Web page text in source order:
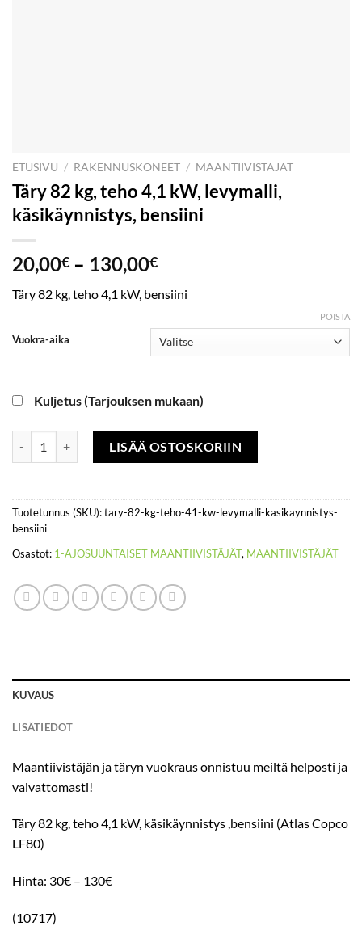
ETUSIVU / RAKENNUSKONEET / MAANTIIVISTÄJÄT
Täry 82 kg, teho 4,1 kW, levymalli,
käsikäynnistys, bensiini
20,00€ – 130,00€Hintaluokka:
-
Täry 82 kg, teho 4,1 kW, bensiini
Vuokra-aika
POISTA
Kuljetus (Tarjouksen mukaan)
Täry 82 kg, teho 4,1 kW, levymalli, käsikäynnistys, bensiini määrä
LISÄÄ OSTOSKORIIN
Tuotetunnus (SKU):tary-82-kg-teho-41-kw-levymalli-kasikaynnistys-
bensiini
Osastot: 1-AJOSUUNTAISET MAANTIIVISTÄJÄT, MAANTIIVISTÄJÄT
KUVAUS
LISÄTIEDOT
Maantiivistäjän ja täryn vuokraus onnistuu meiltä helposti ja
vaivattomasti!
Täry 82 kg, teho 4,1 kW, käsikäynnistys ,bensiini (Atlas Copco
LF80)
Hinta: 30€ – 130€
(10717)